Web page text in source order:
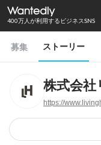
400万人が利用するビジネスSNS
募集 ストーリー
株式会
https://